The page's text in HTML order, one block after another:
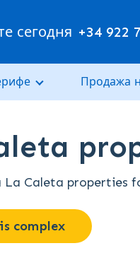
сегодня +34 922
Продажа
Caleta properties
complex